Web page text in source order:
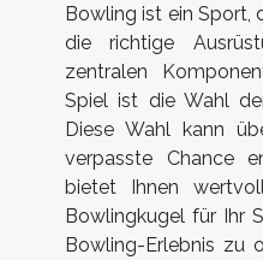
Bowling ist ein Sport,
die richtige
zentralen
Spiel ist die Wahl
Diese Wahl kann
verpasste Chance
bietet Ihnen
Bowlingkugel für Ihr
Bowling-Erlebnis zu